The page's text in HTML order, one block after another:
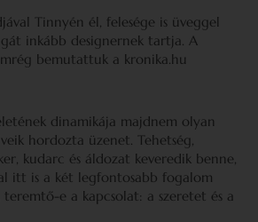
Tinnyén él, felesége is üveggel
inkább designernek tartja. A
bemutattuk a kronika.hu
dinamikája majdnem olyan
hordozta üzenet. Tehetség,
kudarc és áldozat keveredik benne,
itt is a két legfontosabb fogalom
e a kapcsolat: a szeretet és a